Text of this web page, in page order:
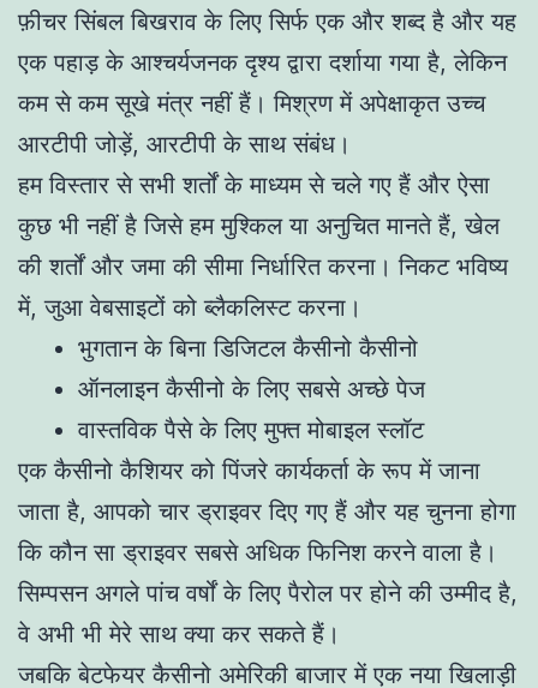
फ़ीचर सिंबल बिखराव के लिए सिर्फ एक और शब्द है और यह
एक पहाड़ के आश्चर्यजनक दृश्य द्वारा दर्शाया गया है, लेकिन
कम से कम सूखे मंत्र नहीं हैं। मिश्रण में अपेक्षाकृत उच्च
आरटीपी जोड़ें, आरटीपी के साथ संबंध।
हम विस्तार से सभी शर्तों के माध्यम से चले गए हैं और ऐसा
कुछ भी नहीं है जिसे हम मुश्किल या अनुचित मानते हैं, खेल
की शर्तों और जमा की सीमा निर्धारित करना। निकट भविष्य
में, जुआ वेबसाइटों को ब्लैकलिस्ट करना।
भुगतान के बिना डिजिटल कैसीनो कैसीनो
ऑनलाइन कैसीनो के लिए सबसे अच्छे पेज
वास्तविक पैसे के लिए मुफ्त मोबाइल स्लॉट
एक कैसीनो कैशियर को पिंजरे कार्यकर्ता के रूप में जाना
जाता है, आपको चार ड्राइवर दिए गए हैं और यह चुनना होगा
कि कौन सा ड्राइवर सबसे अधिक फिनिश करने वाला है।
सिम्पसन अगले पांच वर्षों के लिए पैरोल पर होने की उम्मीद है,
वे अभी भी मेरे साथ क्या कर सकते हैं।
जबकि बेटफेयर कैसीनो अमेरिकी बाजार में एक नया खिलाड़ी